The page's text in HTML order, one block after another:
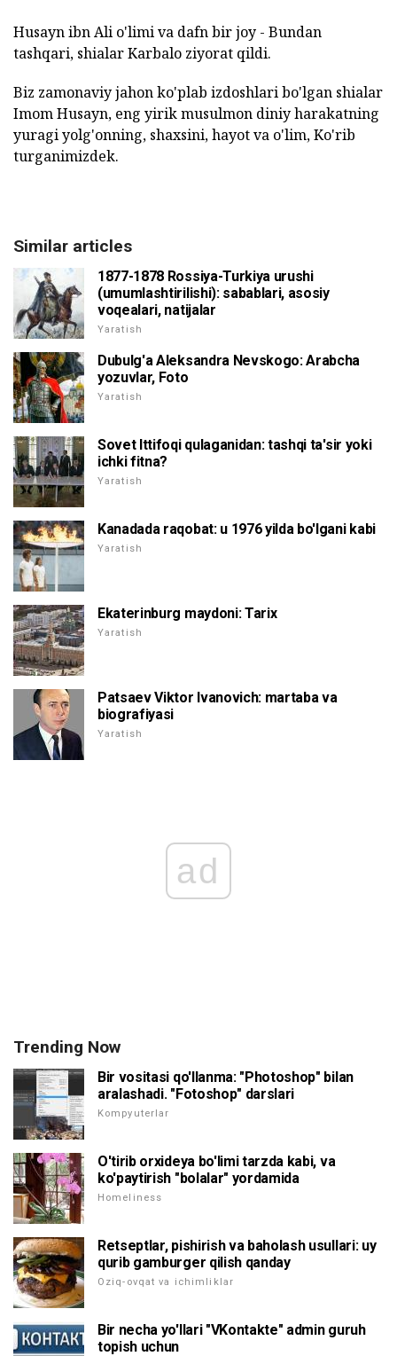
Husayn ibn Ali o'limi va dafn bir joy - Bundan
tashqari, shialar Karbalo ziyorat qildi.
Biz zamonaviy jahon ko'plab izdoshlari bo'lgan shialar
Imom Husayn, eng yirik musulmon diniy harakatning
yuragi yolg'onning, shaxsini, hayot va o'lim, Ko'rib
turganimizdek.
Similar articles
1877-1878 Rossiya-Turkiya urushi
(umumlashtirilishi): sabablari, asosiy
voqealari, natijalar
Yaratish
Dubulg'a Aleksandra Nevskogo: Arabcha
yozuvlar, Foto
Yaratish
Sovet Ittifoqi qulaganidan: tashqi ta'sir yoki
ichki fitna?
Yaratish
Kanadada raqobat: u 1976 yilda bo'lgani kabi
Yaratish
Ekaterinburg maydoni: Tarix
Yaratish
Patsaev Viktor Ivanovich: martaba va
biografiyasi
Yaratish
ad
Trending Now
Bir vositasi qo'llanma: "Photoshop" bilan
aralashadi. "Fotoshop" darslari
Kompyuterlar
O'tirib orxideya bo'limi tarzda kabi, va
ko'paytirish "bolalar" yordamida
Homeliness
Retseptlar, pishirish va baholash usullari: uy
qurib gamburger qilish qanday
Oziq-ovqat va ichimliklar
Bir necha yo'llari "VKontakte" admin guruh
topish uchun